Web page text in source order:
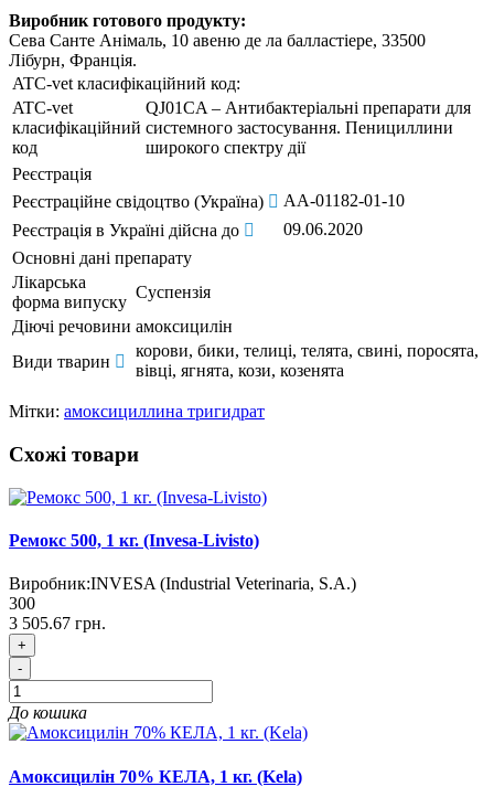
Виробник готового продукту:
Сева Санте Анімаль, 10 авеню де ла балластіере, 33500
Лібурн, Франція.
ATC-vet класифікаційний код:
ATC-vet
класифікаційний
код
QJ01CA – Антибактеріальні препарати для
системного застосування. Пенициллини
широкого спектру дії
Реєстрація
Реєстраційне свідоцтво (Україна)
АА-01182-01-10
Реєстрація в Україні дійсна до
09.06.2020
Основні дані препарату
Лікарська
форма випуску
Суспензія
Діючі речовини амоксицилін
Види тварин
корови, бики, телиці, телята, свині, поросята,
вівці, ягнята, кози, козенята
Мітки: амоксициллина тригидрат
Схожі товари
Ремокс 500, 1 кг. (Invesa-Livisto)
Виробник:INVESA (Industrial Veterinaria, S.A.)
300
3 505.67 грн.
+
-
До кошика
Амоксицилін 70% КЕЛА, 1 кг. (Kela)